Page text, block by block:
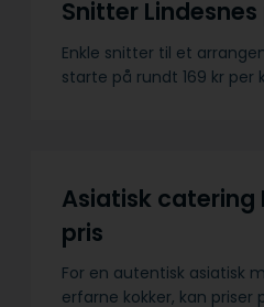
Snitter Lindesnes
Enkle snitter til et
starte på rundt 169 kr per
Asiatisk catering
pris
For en autentisk asiatisk
erfarne kokker, kan priser